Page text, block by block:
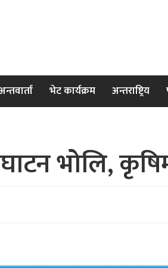
भेट कार्यक्रम अन्तराष्ट्रिय
भोलि,